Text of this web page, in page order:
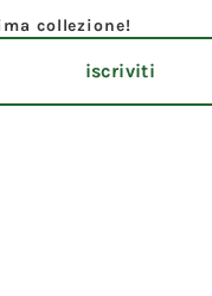
collezione!